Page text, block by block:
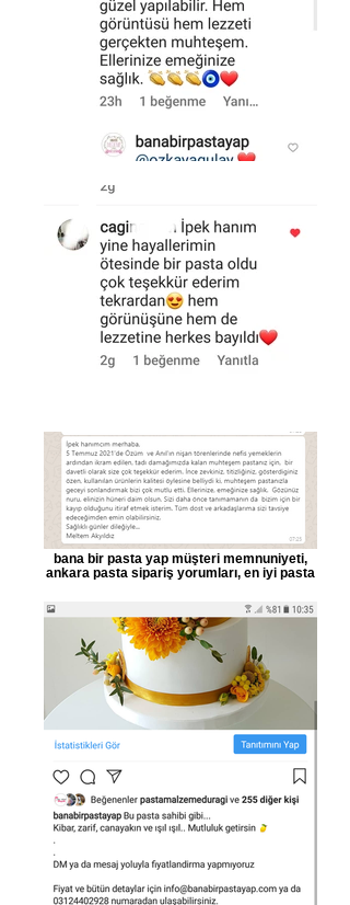
bana bir pasta yap müşteri memnuniyeti,
ankara pasta sipariş yorumları, en iyi pasta